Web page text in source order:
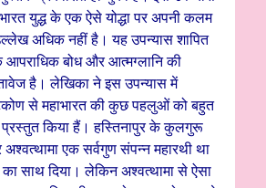
युद्ध के एक ऐसे योद्धा पर अपनी कलम
अधिक नहीं है। यह उपन्यास शापित
आपराधिक बोध और आत्मग्लानि की
है। लेखिका ने इस उपन्यास में
से महाभारत की कुछ पहलुओं को बहुत
किया हैं। हस्तिनापुर के कुलगुरू
अश्वत्थामा एक सर्वगुण संपन्न महारथी था
साथ दिया। लेकिन अश्वत्थामा से ऐसा